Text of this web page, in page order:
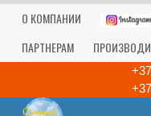
О КОМПАНИИ
ПАРТНЕРАМ